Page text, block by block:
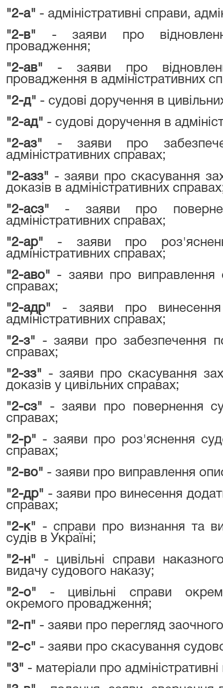
"2-а" - адміністративні справи,
"2-в" - заяви про
провадження;
"2-ав" - заяви про
провадження в адміністративних
"2-д" - судові доручення в
"2-ад" - судові доручення в
"2-аз" - заяви про
адміністративних справах;
"2-азз" - заяви про скасування
доказів в адміністративних
"2-асз" - заяви про
адміністративних справах;
"2-ар" - заяви про
адміністративних справах;
"2-аво" - заяви про виправлення
справах;
"2-адр" - заяви про
адміністративних справах;
"2-з" - заяви про забезпечення
справах;
"2-зз" - заяви про скасування
доказів у цивільних справах;
"2-сз" - заяви про повернення
справах;
"2-р" - заяви про роз'яснення
справах;
"2-во" - заяви про виправлення
"2-др" - заяви про винесення
справах;
"2-к" - справи про визнання та
судів в Україні;
"2-н" - цивільні справи
видачу судового наказу;
"2-о" - цивільні справи
окремого провадження;
"2-п" - заяви про перегляд
"2-с" - заяви про скасування
"3" - матеріали про